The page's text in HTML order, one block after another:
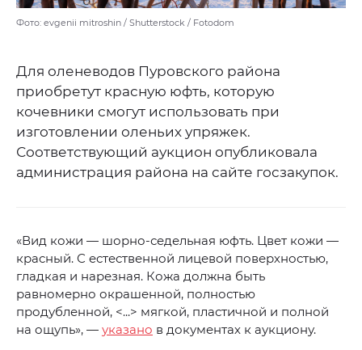
Фото: evgenii mitroshin / Shutterstock / Fotodom
Для оленеводов Пуровского района
приобретут красную юфть, которую
кочевники смогут использовать при
изготовлении оленьих упряжек.
Соответствующий аукцион опубликовала
администрация района на сайте госзакупок.
«Вид кожи — шорно-седельная юфть. Цвет кожи —
красный. С естественной лицевой поверхностью,
гладкая и нарезная. Кожа должна быть
равномерно окрашенной, полностью
продубленной, <...> мягкой, пластичной и полной
на ощупь», — указано в документах к аукциону.